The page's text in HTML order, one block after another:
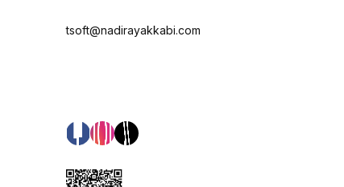
tsoft@nadirayakkabi.com